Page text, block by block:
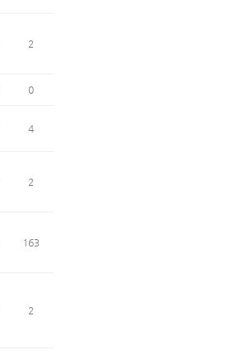
2
0
4
2
163
2